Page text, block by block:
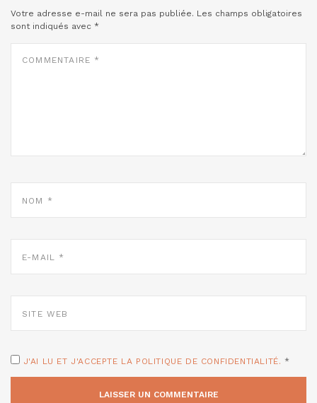
Votre adresse e-mail ne sera pas publiée. Les champs obligatoires
sont indiqués avec *
MAIL
WEB
J'AI LU ET J'ACCEPTE LA POLITIQUE DE CONFIDENTIALITÉ. *